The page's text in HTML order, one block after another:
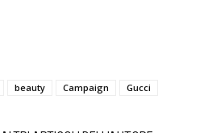
beauty Campaign Gucci